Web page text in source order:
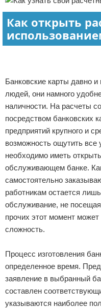
Как открыть
Банковские карты давно
людей, они намного
наличности. На расчеты
посредством банковских
предприятий крупного и
возможность ощутить все
необходимо иметь
обслуживающем банке.
самостоятельно
работникам остается
обслуживание, не
прочих этот момент
сложность.
Процесс изготовления
определенное время.
заявление в выбранный
составлен
указываются наиболее